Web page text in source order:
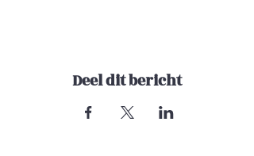
Deel dit bericht